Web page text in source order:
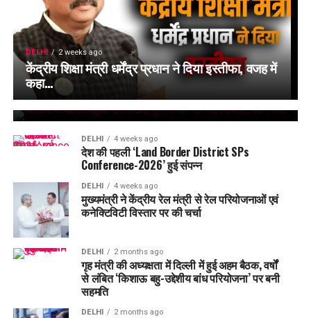
DELHI 2 weeks ago
केंद्रीय शिक्षा मंत्री धर्मेंद्र प्रधान ने दिया इस्तीफा, वजह में
कहा…
DELHI 2 weeks ago
चर्चाओं में दिल्ली पहुंचा उत्तराखंड पुलिस का सस्पेंड सिपाही,
जानें क्यों किया गया था निलंबित ?
DELHI 4 weeks ago
देश की पहली ‘Land Border District SPs
Conference-2026’ हुई संपन्न
DELHI 4 weeks ago
मुख्यमंत्री ने केंद्रीय रेल मंत्री से रेल परियोजनाओं एवं
कनेक्टिविटी विस्तार पर की चर्चा
DELHI 2 months ago
गृह मंत्री की अध्यक्षता में दिल्ली में हुई अहम बैठक, वर्षों
से लंबित ‘किशाऊ बहु-उद्देशीय बांध परियोजना’ पर बनी
सहमति
DELHI 2 months ago